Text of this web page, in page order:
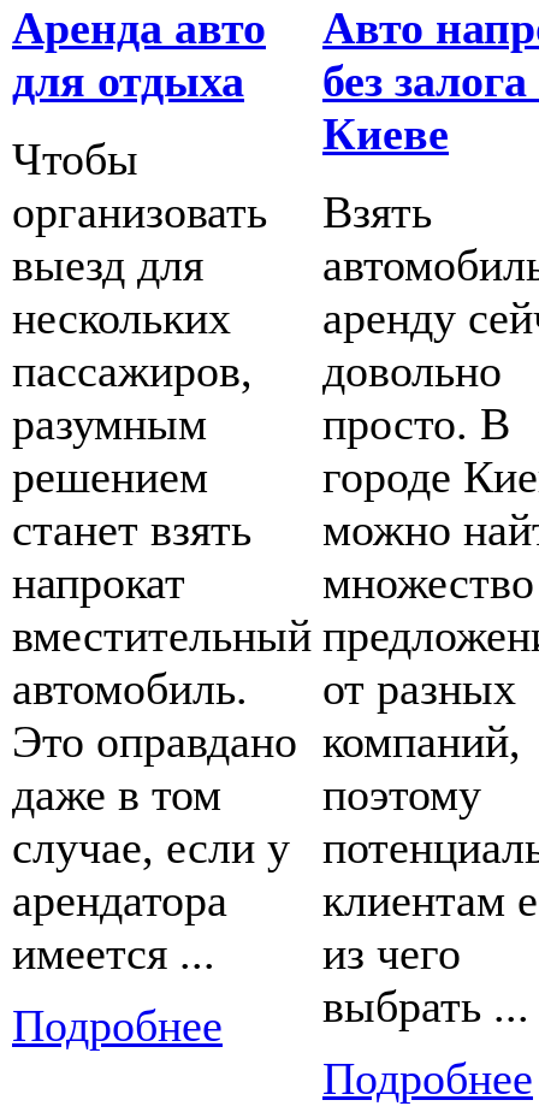
Аренда авто
для отдыха
Чтобы
организовать
выезд для
нескольких
пассажиров,
разумным
решением
станет взять
напрокат
вместительный
автомобиль.
Это оправдано
даже в том
случае, если у
арендатора
имеется ...
Подробнее
Авто
без
Киеве
Взять
аренду
довольно
просто. В
городе
можно
множество
от разных
компаний,
поэтому
клиентам
из чего
выбрать ...
Подробнее